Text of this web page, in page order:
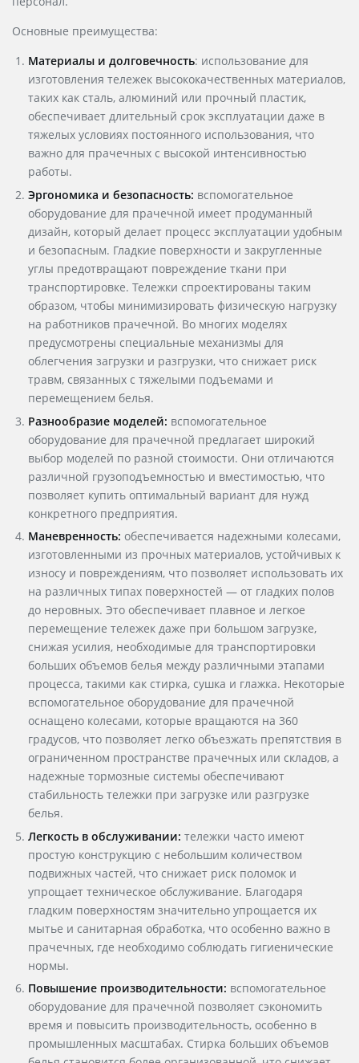
Основные преимущества:
Материалы и долговечность: использование для
изготовления тележек высококачественных материалов,
таких как сталь, алюминий или прочный пластик,
обеспечивает длительный срок эксплуатации даже в
тяжелых условиях постоянного использования, что
важно для прачечных с высокой интенсивностью
работы.
Эргономика и безопасность: вспомогательное
оборудование для прачечной имеет продуманный
дизайн, который делает процесс эксплуатации удобным
и безопасным. Гладкие поверхности и закругленные
углы предотвращают повреждение ткани при
транспортировке. Тележки спроектированы таким
образом, чтобы минимизировать физическую нагрузку
на работников прачечной. Во многих моделях
предусмотрены специальные механизмы для
облегчения загрузки и разгрузки, что снижает риск
травм, связанных с тяжелыми подъемами и
перемещением белья.
Разнообразие моделей: вспомогательное
оборудование для прачечной предлагает широкий
выбор моделей по разной стоимости. Они отличаются
различной грузоподъемностью и вместимостью, что
позволяет купитьоптимальный вариант для нужд
конкретного предприятия.
Маневренность: обеспечивается надежными колесами,
изготовленными из прочных материалов, устойчивых к
износу и повреждениям, что позволяет использовать их
на различных типах поверхностей — от гладких полов
до неровных. Это обеспечивает плавное и легкое
перемещение тележек даже при большом загрузке,
снижая усилия, необходимые для транспортировки
больших объемов белья между различными этапами
процесса, такими как стирка, сушка и глажка. Некоторые
вспомогательное оборудование для прачечной
оснащено колесами, которые вращаются на 360
градусов, что позволяет легко объезжать препятствия в
ограниченном пространстве прачечных или складов, а
надежные тормозные системы обеспечивают
стабильность тележки при загрузке или разгрузке
белья.
Легкость в обслуживании: тележки часто имеют
простую конструкцию с небольшим количеством
подвижных частей, что снижает риск поломок и
упрощает техническое обслуживание. Благодаря
гладким поверхностям значительно упрощается их
мытье и санитарная обработка, что особенно важно в
прачечных, где необходимо соблюдать гигиенические
нормы.
Повышение производительности: вспомогательное
оборудование для прачечной позволяет сэкономить
время и повысить производительность, особенно в
промышленных масштабах. Стирка больших объемов